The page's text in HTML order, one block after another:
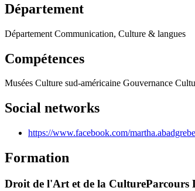
Département
Département
Département Communication, Culture & langues
Compétences
Musées Culture sud-américaine Gouvernance
Social networks
https://www.facebook.com/
Formation
Droit de l'Art et de la